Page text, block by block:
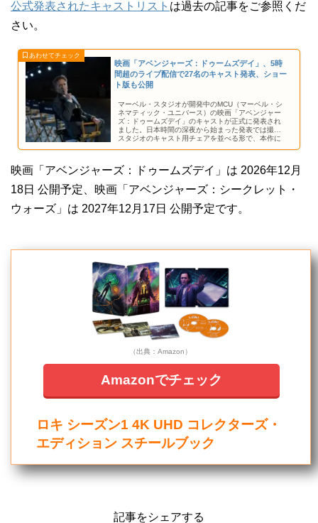
公式発表されたキャストリスト は過去の記事をご参照くだ
さい。
映画「アベンジャーズ：ドゥームズデイ」、5時
間超のライブ配信で27名のキャスト発表、ショー
ト版も公開
マーベル・スタジオが開発中のMCU（マーベル・シ
ネマティック・ユニバース）の映画「アベンジャー
ズ：ドゥームズデイ」のキャストが正式に発表され
ました。日本時間の深夜から始まった発表では撮影
スタジオのキャスト用チェアを並べる形で、本作に
映画「アベンジャーズ：ドゥームズデイ」は 2026年12月
18日 公開予定、映画「アベンジャーズ：シークレット・
ウォーズ」は 2027年12月17日 公開予定です。
（出典：Amazon）
Amazonでチェック
ロキ シーズン1 4K UHD コレクターズ・
エディション スチールブック
記事をシェアする